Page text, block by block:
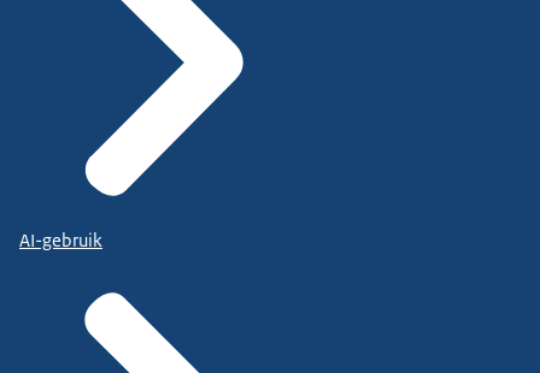
AI-gebruik